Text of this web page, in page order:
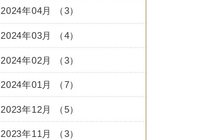
2024年04月 （3）
2024年03月 （4）
2024年02月 （3）
2024年01月 （7）
2023年12月 （5）
2023年11月 （3）